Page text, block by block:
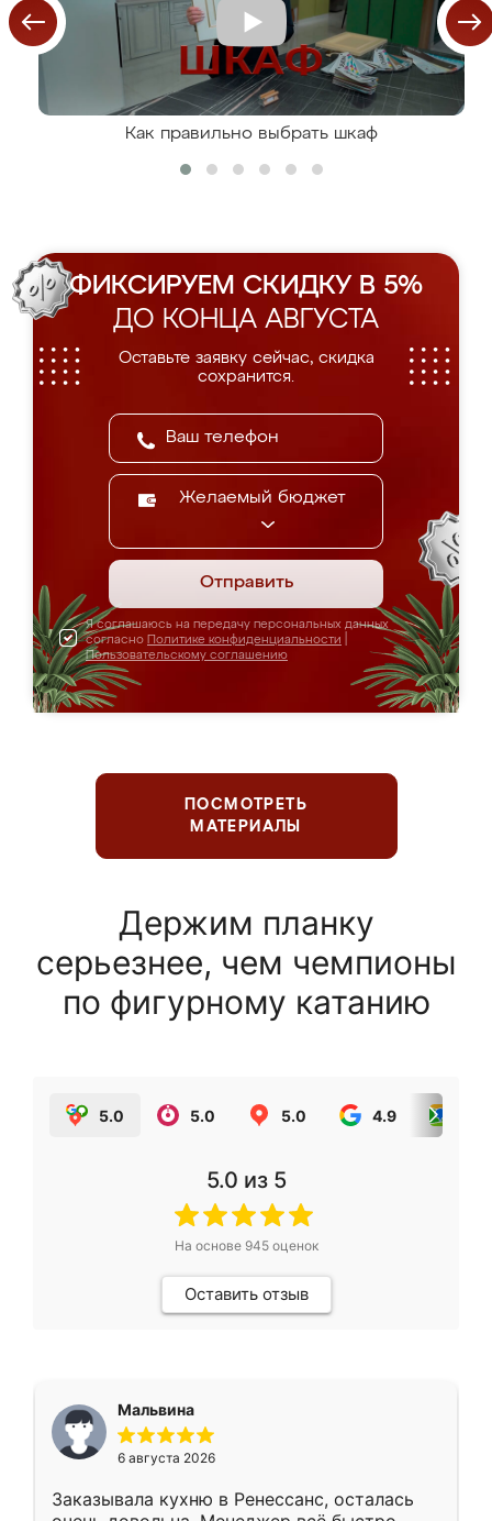
Как правильно выбрать шкаф
ФИКСИРУЕМ СКИДКУ В 5%
ДО КОНЦА АВГУСТА
Оставьте заявку сейчас, скидка
сохранится.
Желаемый бюджет
Отправить
Я соглашаюсь на передачу персональных данных
согласно Политике конфиденциальности
Пользовательскому соглашению
ПОСМОТРЕТЬ
МАТЕРИАЛЫ
Держим планку
серьезнее, чем чемпионы
по фигурному катанию
5.0 5.0 5.0 4.9
5.0 из 5
На основе 945оценок
Оставить отзыв
Мальвина
6 августа 2026
Заказывала кухню в Ренессанс, осталась